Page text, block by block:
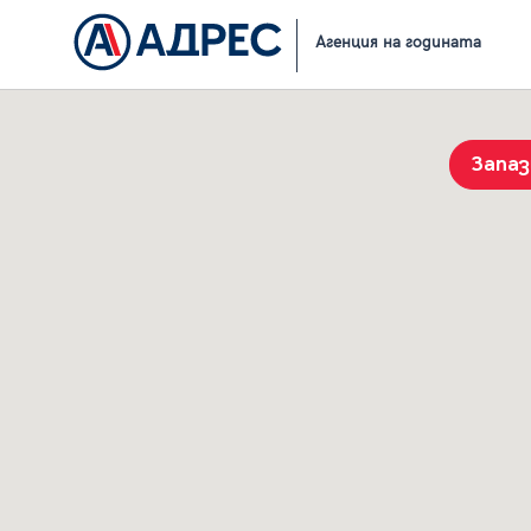
Агенция на годината
Начало Резултати от търсене